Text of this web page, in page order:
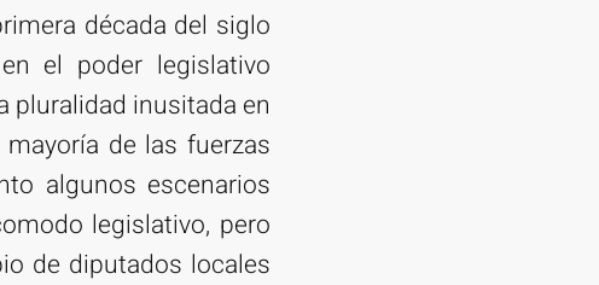
década del siglo
el poder legislativo
pluralidad inusitada en
de las fuerzas
algunos escenarios
legislativo, pero
de diputados locales